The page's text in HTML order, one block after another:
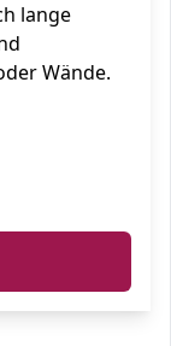
lange
Wände.